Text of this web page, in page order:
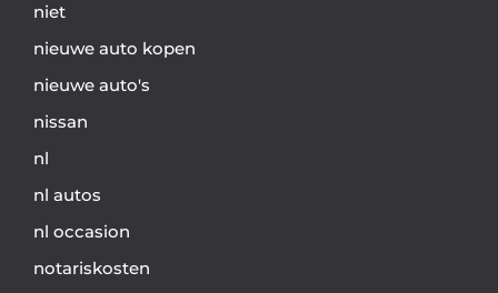
niet
nieuwe auto kopen
nieuwe auto's
nissan
nl
nl autos
nl occasion
notariskosten